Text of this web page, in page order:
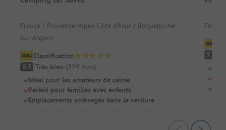
France / Provence-Alpes-Côte d'Azur / Roquebrune-
sur-Argens
Classification
8.3 Très bien (339 Avis)
Idéal pour les amateurs de calme
Parfait pour familles avec enfants
Emplacements ombragés dans la verdure
9.5